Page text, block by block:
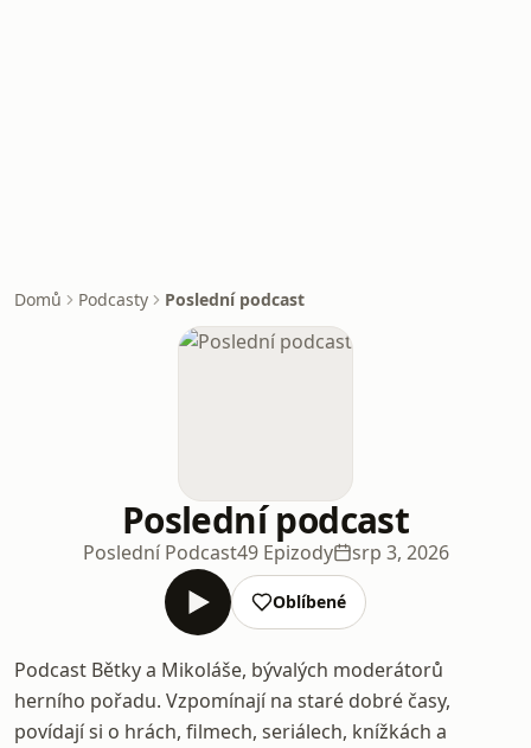
Domů Podcasty Poslední podcast
Poslední podcast
Poslední Podcast49 Epizody srp 3, 2026
Oblíbené
Podcast Bětky a Mikoláše, bývalých moderátorů
herního pořadu. Vzpomínají na staré dobré časy,
povídají si o hrách, filmech, seriálech, knížkách a